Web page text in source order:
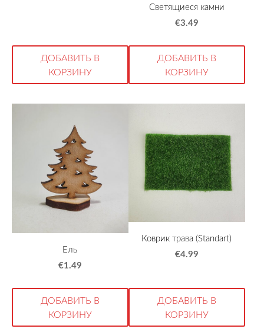
ДОБАВИТЬ В
КОРЗИНУ
Светящиеся камни
€3.49
ДОБАВИТЬ В
КОРЗИНУ
Ель
€1.49
ДОБАВИТЬ В
КОРЗИНУ
Коврик трава (Standart)
€4.99
ДОБАВИТЬ В
КОРЗИНУ